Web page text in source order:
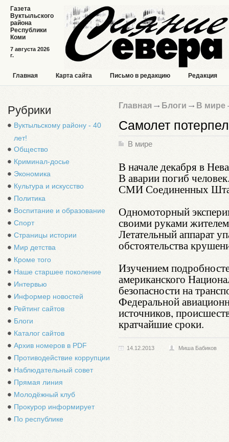
7 августа 2026
г.
Газета
Вуктыльского
района
Республики
Коми
Главная Карта сайта Письмо в редакцию Редакция
Рубрики
Вуктыльскому району - 40
лет!
Общество
Криминал-досье
Экономика
Культура и искусство
Политика
Воспитание и образование
Спорт
Страницы истории
Мир детства
Кроме того
Наше старшее поколение
Интервью
Информер новостей
Рейтинг сайтов
Блоги
Каталог сайтов
Архив номеров в PDF
Противодействие коррупции
Наблюдательный совет
Прямая линия
Молодёжный клуб
Прокурор информирует
По республике
Главная Блоги В мире
Самолет
В мире
В начале декабря в
В аварии погиб
СМИ Соединенных
Одномоторный
своими руками
Летательный аппарат
обстоятельства
Изучением
американского
безопасности на
Федеральной
источников,
кратчайшие сроки.
14.12.2013 Миша Бабиков